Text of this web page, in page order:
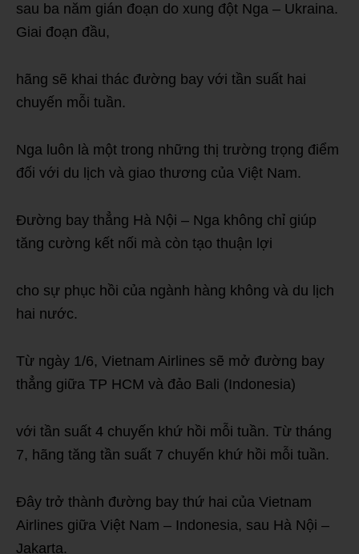
sau ba năm gián đoạn do xung đột Nga – Ukraina.
Giai đoạn đầu,
hãng sẽ khai thác đường bay với tần suất hai
chuyến mỗi tuần.
Nga luôn là một trong những thị trường trọng điểm
đối với du lịch và giao thương của Việt Nam.
Đường bay thẳng Hà Nội – Nga không chỉ giúp
tăng cường kết nối mà còn tạo thuận lợi
cho sự phục hồi của ngành hàng không và du lịch
hai nước.
Từ ngày 1/6, Vietnam Airlines sẽ mở đường bay
thẳng giữa TP HCM và đảo Bali (Indonesia)
với tần suất 4 chuyến khứ hồi mỗi tuần. Từ tháng
7, hãng tăng tần suất 7 chuyến khứ hồi mỗi tuần.
Đây trở thành đường bay thứ hai của Vietnam
Airlines giữa Việt Nam – Indonesia, sau Hà Nội –
Jakarta.